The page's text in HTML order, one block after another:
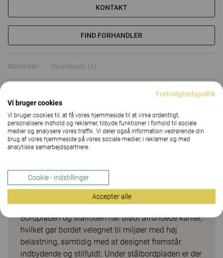
KONTAKT
FIND FORHANDLER
Materialer Downloads (4)
Materialer
Downloads (4)
Bordpladen og stålfoden har blødt afrundede kanter,
hvilket gør bordet velegnet til miljøer med høj
belastning, samtidig med at designet fremstår
indbydende og stilfuldt. Under stålbordpladen er der
Fortrolighedspolitik
Vi bruger cookies
Vi bruger cookies til, at få vores hjemmeside til at virke ordentligt,
personalisere indhold og reklamer, tilbyde funktioner i forhold til sociale
medier og analysere vores traffik. Vi deler også information vedrørende din
brug af vores hjemmeside på vores sociale medier, i reklamer og med
analytiske samarbejdspartnere.
Cookie - indstillinger
Accepter alle